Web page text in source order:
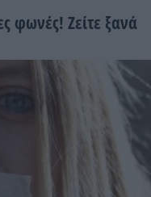
φωνές! Ζείτε ξανά